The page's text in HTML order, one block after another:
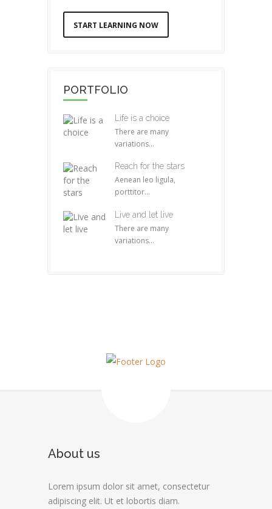
START LEARNING NOW
PORTFOLIO
Life is a choice
There are many
variations...
Reach for the stars
Aenean leo ligula,
porttitor...
Live and let live
There are many
variations...
About us
Lorem ipsum dolor sit amet, consectetur
adipiscing elit. Ut et lobortis diam.